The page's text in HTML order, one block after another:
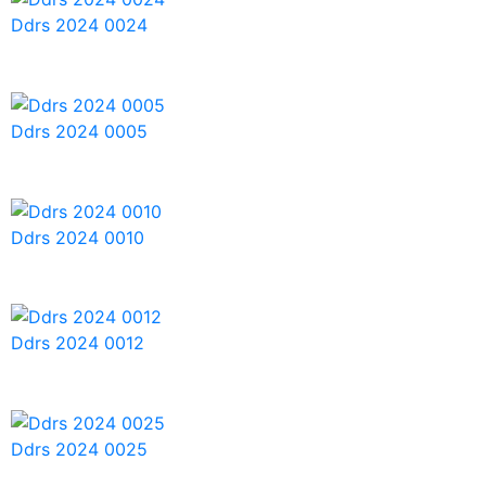
Ddrs 2024 0024
Ddrs 2024 0005
Ddrs 2024 0010
Ddrs 2024 0012
Ddrs 2024 0025